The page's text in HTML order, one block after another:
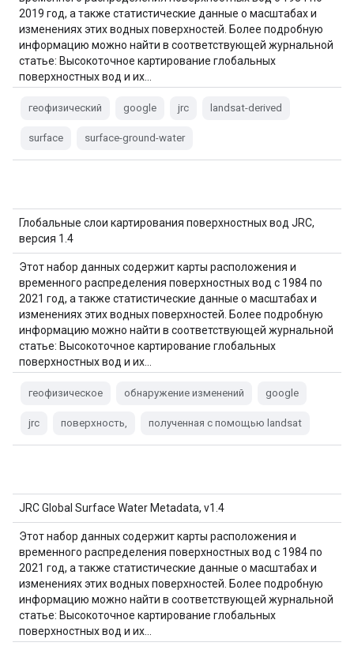
2019 год, а также статистические данные о масштабах и
изменениях этих водных поверхностей. Более подробную
информацию можно найти в соответствующей журнальной
статье: Высокоточное картирование глобальных
поверхностных вод и их…
геофизический google jrc landsat-derived
surface surface-ground-water
Глобальные слои картирования поверхностных вод JRC,
версия 1.4
Этот набор данных содержит карты расположения и
временного распределения поверхностных вод с 1984 по
2021 год, а также статистические данные о масштабах и
изменениях этих водных поверхностей. Более подробную
информацию можно найти в соответствующей журнальной
статье: Высокоточное картирование глобальных
поверхностных вод и их…
геофизическое обнаружение изменений google
jrc поверхность, полученная с помощью landsat
JRC Global Surface Water Metadata, v1.4
Этот набор данных содержит карты расположения и
временного распределения поверхностных вод с 1984 по
2021 год, а также статистические данные о масштабах и
изменениях этих водных поверхностей. Более подробную
информацию можно найти в соответствующей журнальной
статье: Высокоточное картирование глобальных
поверхностных вод и их…